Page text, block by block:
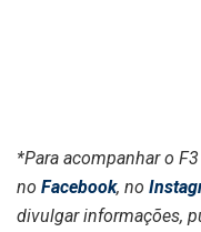
*Para acompanhar o
no Facebook, no
divulgar informações,